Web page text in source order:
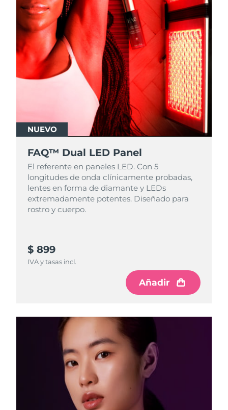
NUEVO
FAQ™ Dual LED Panel
El referente en paneles LED. Con 5
longitudes de onda clínicamente probadas,
lentes en forma de diamante y LEDs
extremadamente potentes. Diseñado para
rostro y cuerpo.
$ 899
IVA y tasas incl.
Añadir